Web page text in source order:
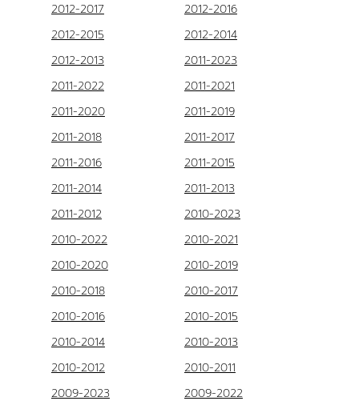
2012-2017
2012-2016
2012-2015
2012-2014
2012-2013
2011-2023
2011-2022
2011-2021
2011-2020
2011-2019
2011-2018
2011-2017
2011-2016
2011-2015
2011-2014
2011-2013
2011-2012
2010-2023
2010-2022
2010-2021
2010-2020
2010-2019
2010-2018
2010-2017
2010-2016
2010-2015
2010-2014
2010-2013
2010-2012
2010-2011
2009-2023
2009-2022